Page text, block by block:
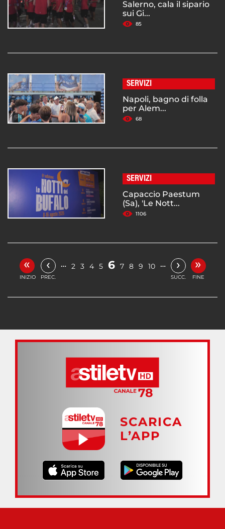
Salerno, cala il sipario
sui Gi...
85
SERVIZI
Napoli, bagno di folla
per Alem...
68
SERVIZI
Capaccio Paestum
(Sa), 'Le Nott...
1106
«
INIZIO
‹
PREC.
… 2 3 4 5 6 7 8 9 10 … ›
SUCC.
»
FINE
SCARICA
L’APP